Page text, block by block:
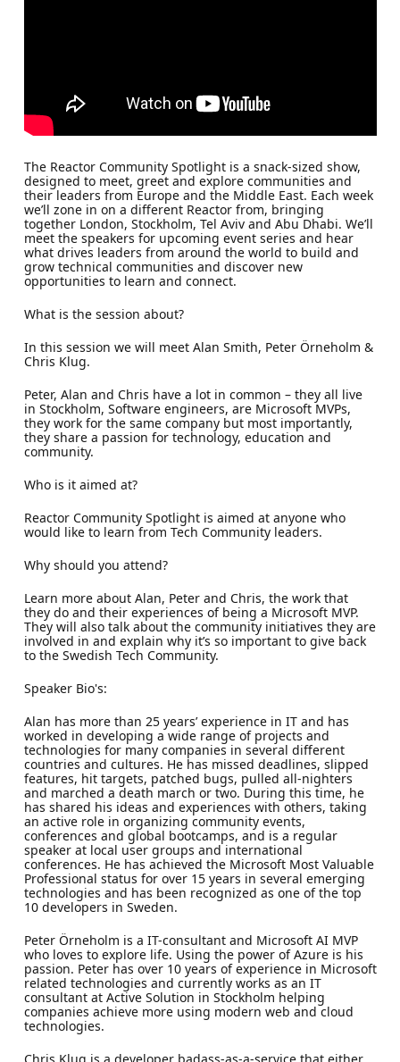
The Reactor Community Spotlight is a snack-sized show,
designed to meet, greet and explore communities and
their leaders from Europe and the Middle East. Each week
we’ll zone in on a different Reactor from, bringing
together London, Stockholm, Tel Aviv and Abu Dhabi. We’ll
meet the speakers for upcoming event series and hear
what drives leaders from around the world to build and
grow technical communities and discover new
opportunities to learn and connect.
What is the session about?
In this session we will meet Alan Smith, Peter Örneholm &
Chris Klug.
Peter, Alan and Chris have a lot in common – they all live
in Stockholm, Software engineers, are Microsoft MVPs,
they work for the same company but most importantly,
they share a passion for technology, education and
community.
Who is it aimed at?
Reactor Community Spotlight is aimed at anyone who
would like to learn from Tech Community leaders.
Why should you attend?
Learn more about Alan, Peter and Chris, the work that
they do and their experiences of being a Microsoft MVP.
They will also talk about the community initiatives they are
involved in and explain why it’s so important to give back
to the Swedish Tech Community.
Speaker Bio's:
Alan has more than 25 years’ experience in IT and has
worked in developing a wide range of projects and
technologies for many companies in several different
countries and cultures. He has missed deadlines, slipped
features, hit targets, patched bugs, pulled all-nighters
and marched a death march or two. During this time, he
has shared his ideas and experiences with others, taking
an active role in organizing community events,
conferences and global bootcamps, and is a regular
speaker at local user groups and international
conferences. He has achieved the Microsoft Most Valuable
Professional status for over 15 years in several emerging
technologies and has been recognized as one of the top
10 developers in Sweden.
Peter Örneholm is a IT-consultant and Microsoft AI MVP
who loves to explore life. Using the power of Azure is his
passion. Peter has over 10 years of experience in Microsoft
related technologies and currently works as an IT
consultant at Active Solution in Stockholm helping
companies achieve more using modern web and cloud
technologies.
Chris Klug is a developer badass-as-a-service that either